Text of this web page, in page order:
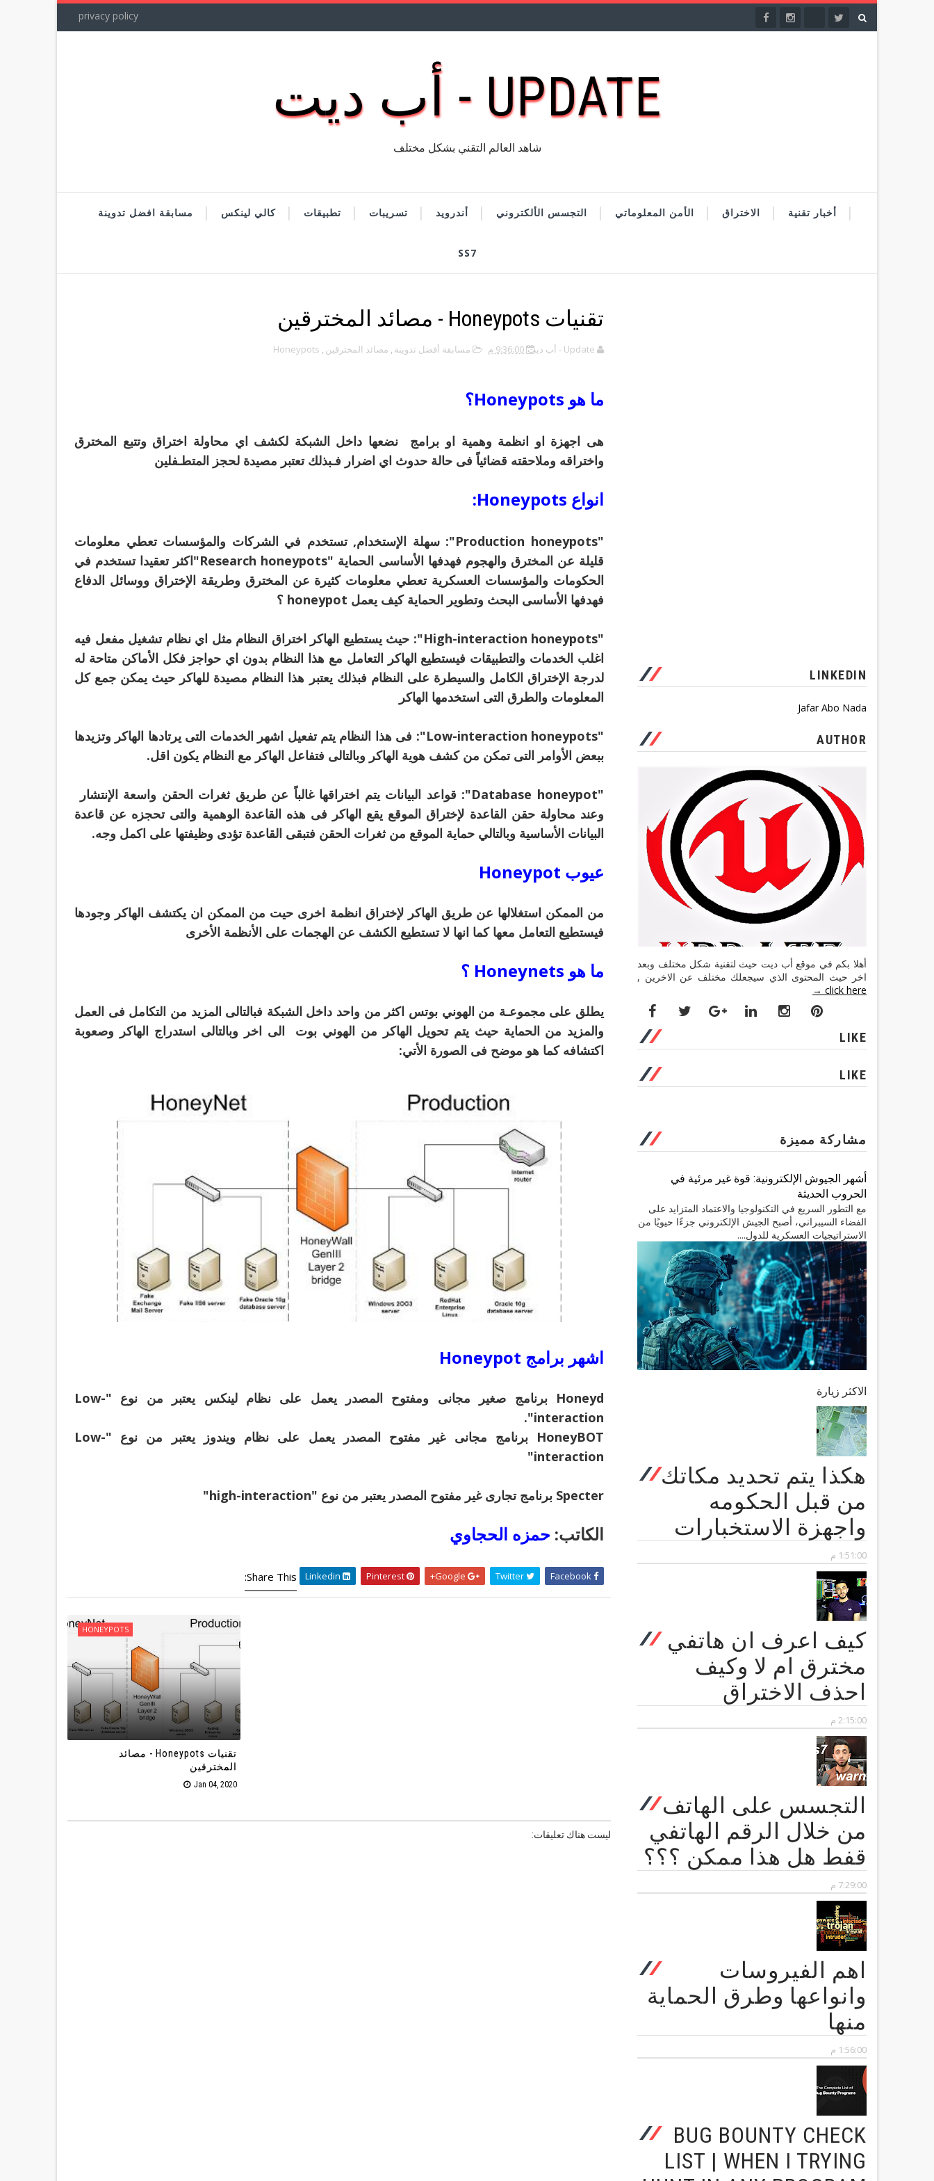
privacy policy
UPDATE - أب ديت
شاهد العالم التقني بشكل مختلف
أخبار تقنية الاختراق الأمن المعلوماتي التجسس الألكتروني أندرويد تسريبات تطبيقات كالي لينكس مسابقة افضل تدوينة
SS7
تقنيات Honeypots - مصائد المخترقين
Update - أب ديت 9:36:00 م مسابقة أفضل تدوينة , مصائد المخترقين ,
Honeypots
ما هو Honeypots؟
هى اجهزة او انظمة وهمية او برامج نضعها داخل الشبكة لكشف اي محاولة اختراق وتتبع المخترق
واختراقه وملاحقته قضائياً فى حالة حدوث اي اضرار فـبذلك تعتبر مصيدة لحجز المتطـفلين
انواع Honeypots:
"Production honeypots": سهلة الإستخدام, تستخدم في الشركات والمؤسسات تعطي معلومات
قليلة عن المخترق والهجوم فهدفها الأساسى الحماية "Research honeypots"اكثر تعقيدا تستخدم في
الحكومات والمؤسسات العسكرية تعطي معلومات كثيرة عن المخترق وطريقة الإختراق ووسائل الدفاع
فهدفها الأساسى البحث وتطوير الحماية كيف يعمل honeypot ؟
"High-interaction honeypots": حيث يستطيع الهاكر اختراق النظام مثل اي نظام تشغيل مفعل فيه
اغلب الخدمات والتطبيقات فيستطيع الهاكر التعامل مع هذا النظام بدون اي حواجز فكل الأماكن متاحة له
لدرجة الإختراق الكامل والسيطرة على النظام فبذلك يعتبر هذا النظام مصيدة للهاكر حيث يمكن جمع كل
المعلومات والطرق التى استخدمها الهاكر
"Low-interaction honeypots": فى هذا النظام يتم تفعيل اشهر الخدمات التى يرتادها الهاكر وتزيدها
ببعض الأوامر التى تمكن من كشف هوية الهاكر وبالتالى فتفاعل الهاكر مع النظام يكون اقل.
"Database honeypot": قواعد البيانات يتم اختراقها غالباً عن طريق ثغرات الحقن واسعة الإنتشار
وعند محاولة حقن القاعدة لإختراق الموقع يقع الهاكر فى هذه القاعدة الوهمية والتى تحجزه عن قاعدة
البيانات الأساسية وبالتالي حماية الموقع من ثغرات الحقن فتبقى القاعدة تؤدى وظيفتها على اكمل وجه.
عيوب Honeypot
من الممكن استغلالها عن طريق الهاكر لإختراق انظمة اخرى حيت من الممكن ان يكتشف الهاكر وجودها
فيستطيع التعامل معها كما انها لا تستطيع الكشف عن الهجمات على الأنظمة الأخرى
ما هو Honeynets ؟
يطلق على مجموعـة من الهوني بوتس اكثر من واحد داخل الشبكة فبالتالى المزيد من التكامل فى العمل
والمزيد من الحماية حيث يتم تحويل الهاكر من الهوني بوت الى اخر وبالتالى استدراج الهاكر وصعوبة
اكتشافه كما هو موضح فى الصورة الأتي:
اشهر برامج Honeypot
Honeyd برنامج صغير مجانى ومفتوح المصدر يعمل على نظام لينكس يعتبر من نوع "Low-
interaction".
HoneyBOT برنامج مجانى غير مفتوح المصدر يعمل على نظام ويندوز يعتبر من نوع "Low-
interaction"
Specter برنامج تجارى غير مفتوح المصدر يعتبر من نوع "high-interaction"
الكاتب: حمزه الحجاوي
Share This:
HONEYPOTS
تقنيات Honeypots - مصائد
المخترقين
Jan 04, 2020
ليست هناك تعليقات:
LINKEDIN
Jafar Abo Nada
AUTHOR
أهلا بكم في موقع أب ديت حيث لتقنية شكل مختلف وبعد
اخر حيث المحتوى الذي سيجعلك مختلف عن الاخرين ,
click here →
LIKE
LIKE
مشاركة مميزة
أشهر الجيوش الإلكترونية: قوة غير مرئية في
الحروب الحديثة
مع التطور السريع في التكنولوجيا والاعتماد المتزايد على
الفضاء السيبراني، أصبح الجيش الإلكتروني جزءًا حيويًا من
الاستراتيجيات العسكرية للدول....
الاكثر زيارة
هكذا يتم تحديد مكاتك
من قبل الحكومه
واجهزة الاستخبارات
1:51:00 م
كيف اعرف ان هاتفي
مخترق ام لا وكيف
احذف الاختراق
2:15:00 م
التجسس على الهاتف
من خلال الرقم الهاتفي
قفط هل هذا ممكن ؟؟؟
7:29:00 م
اهم الفيروسات
وانواعها وطرق الحماية
منها
1:56:00 م
BUG BOUNTY CHECK
LIST | WHEN I TRYING